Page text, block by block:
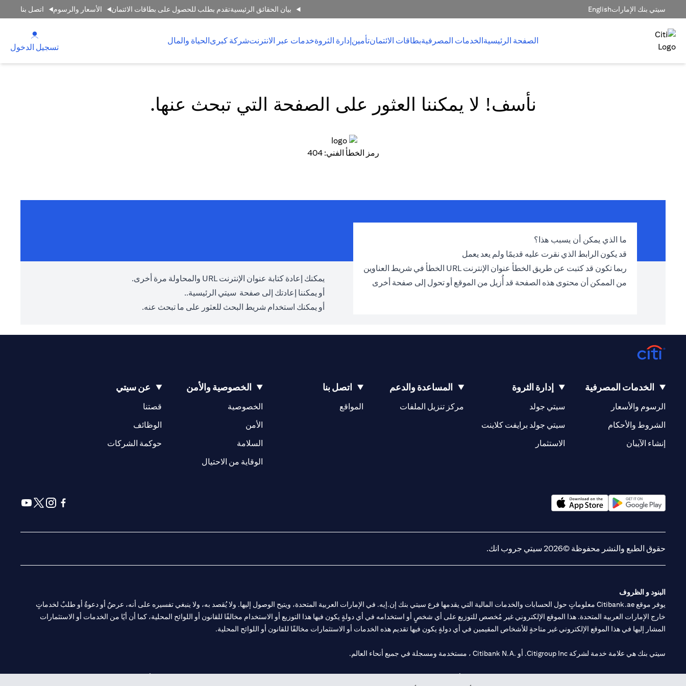
سيتي بنك الإماراتEnglish بيان الحقائق الرئيسيةتقدم بطلب للحصول على بطاقات الائتمان الأسعار والرسوم اتصل بنا
الصفحة الرئيسيةالخدمات المصرفيةبطاقات الائتمانتأمينإدارة الثروةخدمات عبر الانترنتشركة كبرىالحياة والمال
تسجيل الدخول
نأسف! لا يمكننا العثور على الصفحة التي تبحث عنها.
رمز الخطأ الفني: 404
ما الذي يمكن أن يسبب هذا؟
قد يكون الرابط الذي نقرت عليه قديمًا ولم يعد يعمل
ربما تكون قد كتبت عن طريق الخطأ عنوان الإنترنت URL الخطأ في شريط العناوين
من الممكن أن محتوى هذه الصفحة قد أُزيل من الموقع أو تحول إلى صفحة أخرى
يمكنك إعادة كتابة عنوان الإنترنت URL والمحاولة مرة أخرى.
أو يمكننا إعادتك إلى صفحة سيتي الرئيسية..
أو يمكنك استخدام شريط البحث للعثور على ما تبحث عنه.
الخدمات المصرفية
الرسوم والأسعار
الشروط والأحكام
إنشاء الآيبان
إدارة الثروة
سيتي جولد
سيتي جولد برايفت كلاينت
الاستثمار
المساعدة والدعم
مركز تنزيل الملفات
اتصل بنا
المواقع
(opens in a new tab)
الخصوصية والأمن
الخصوصية
الأمن
السلامة
الوقاية من الاحتيال
عن سيتي
قصتنا
(opens in a new tab)
الوظائف
(opens in a new tab)
حوكمة الشركات
(opens in a new tab)
حقوق الطبع والنشر محفوظة ©2026 سيتي جروب انك.
البنود و الظروف
يوفر موقع Citibank.ae معلوماتٍ حول الحسابات والخدمات المالية التي يقدمها فرع سيتي بنك إن.إيه. في الإمارات العربية المتحدة، ويتيح الوصول إليها. ولا يُقصد به، ولا ينبغي تفسيره على أنه، عرضٌ أو دعوةٌ أو طلبٌ لخدماتٍ
خارج الإمارات العربية المتحدة. هذا الموقع الإلكتروني غير مُخصص للتوزيع على أي شخصٍ أو استخدامه في أي دولةٍ يكون فيها هذا التوزيع أو الاستخدام مخالفًا للقانون أو اللوائح المحلية، كما أن أيًا من الخدمات أو الاستثمارات
المشار إليها في هذا الموقع الإلكتروني غير متاحةٍ للأشخاص المقيمين في أي دولةٍ يكون فيها تقديم هذه الخدمات أو الاستثمارات مخالفًا للقانون أو اللوائح المحلية.
سيتي بنك هي علامة خدمة لشركة Citigroup Inc. أو .Citibank N.A ، مستخدمة ومسجلة في جميع أنحاء العالم.